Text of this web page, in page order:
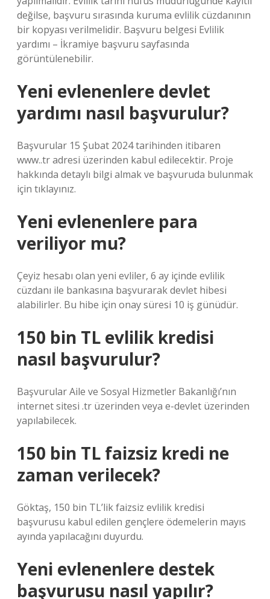
değilse, başvuru sırasında kuruma evlilik cüzdanının
bir kopyası verilmelidir. Başvuru belgesi Evlilik
yardımı – İkramiye başvuru sayfasında
görüntülenebilir.
Yeni evlenenlere devlet
yardımı nasıl başvurulur?
Başvurular 15 Şubat 2024 tarihinden itibaren
www..tr adresi üzerinden kabul edilecektir. Proje
hakkında detaylı bilgi almak ve başvuruda bulunmak
için tıklayınız.
Yeni evlenenlere para
veriliyor mu?
Çeyiz hesabı olan yeni evliler, 6 ay içinde evlilik
cüzdanı ile bankasına başvurarak devlet hibesi
alabilirler. Bu hibe için onay süresi 10 iş günüdür.
150 bin TL evlilik kredisi
nasıl başvurulur?
Başvurular Aile ve Sosyal Hizmetler Bakanlığı’nın
internet sitesi .tr üzerinden veya e-devlet üzerinden
yapılabilecek.
150 bin TL faizsiz kredi ne
zaman verilecek?
Göktaş, 150 bin TL’lik faizsiz evlilik kredisi
başvurusu kabul edilen gençlere ödemelerin mayıs
ayında yapılacağını duyurdu.
Yeni evlenenlere destek
başvurusu nasıl yapılır?